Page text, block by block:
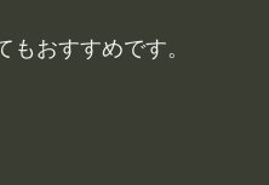
おすすめです。